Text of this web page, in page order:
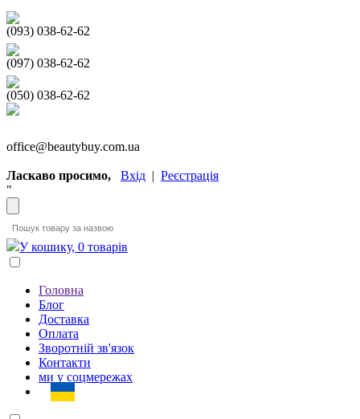
(093) 038-62-62
(097) 038-62-62
(050) 038-62-62
office@beautybuy.com.ua
Ласкаво просимо, Вхід | Реєстрація
"
У кошику, 0 товарів
Головна
Блог
Доставка
Оплата
Зворотній зв'язок
Контакти
ми у соцмережах